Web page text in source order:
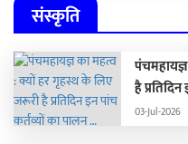
संस्कृति
है
03-Jul-2026